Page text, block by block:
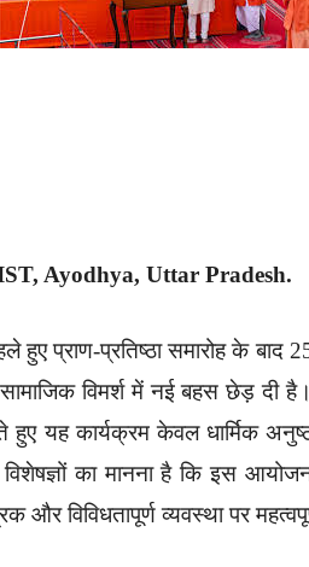
Ayodhya, Uttar Pradesh.
हुए प्राण-प्रतिष्ठा समारोह के
सामाजिक विमर्श में नई बहस छेड़
यह कार्यक्रम केवल धार्मिक
विशेषज्ञों का मानना है कि इस
और विविधतापूर्ण व्यवस्था पर